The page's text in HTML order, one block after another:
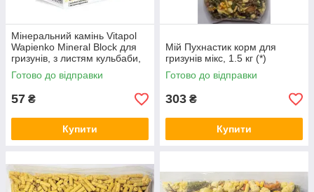
Мінеральний камінь Vitapol
Wapienko Mineral Block для
гризунів, з листям кульбаби,
40 г (*)
Готово до відправки
57 ₴
Купити
Мій Пухнастик корм для
гризунів мікс, 1.5 кг (*)
Готово до відправки
303 ₴
Купити